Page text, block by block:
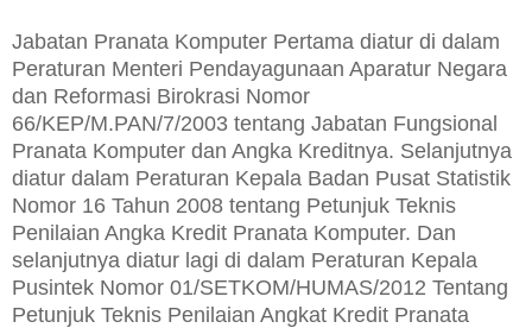
Jabatan Pranata Komputer Pertama diatur di dalam
Peraturan Menteri Pendayagunaan Aparatur Negara
dan Reformasi Birokrasi Nomor
66/KEP/M.PAN/7/2003 tentang Jabatan Fungsional
Pranata Komputer dan Angka Kreditnya. Selanjutnya
diatur dalam Peraturan Kepala Badan Pusat Statistik
Nomor 16 Tahun 2008 tentang Petunjuk Teknis
Penilaian Angka Kredit Pranata Komputer. Dan
selanjutnya diatur lagi di dalam Peraturan Kepala
Pusintek Nomor 01/SETKOM/HUMAS/2012 Tentang
Petunjuk Teknis Penilaian Angkat Kredit Pranata